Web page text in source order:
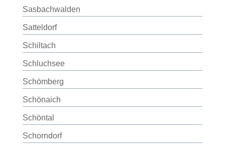
Sasbachwalden
Satteldorf
Schiltach
Schluchsee
Schömberg
Schönaich
Schöntal
Schorndorf